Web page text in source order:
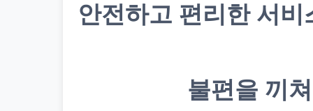
안전하고 편리한 서
불편을 끼